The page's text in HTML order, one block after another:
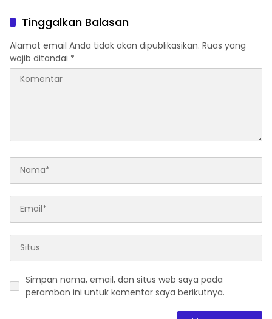
Tinggalkan Balasan
Alamat email Anda tidak akan dipublikasikan. Ruas yang
wajib ditandai *
Simpan nama, email, dan situs web saya pada
peramban ini untuk komentar saya berikutnya.